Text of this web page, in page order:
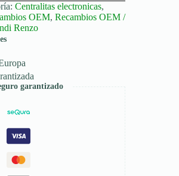
Centralitas electronicas,
OEM, Recambios OEM /
Renzo
garantizado